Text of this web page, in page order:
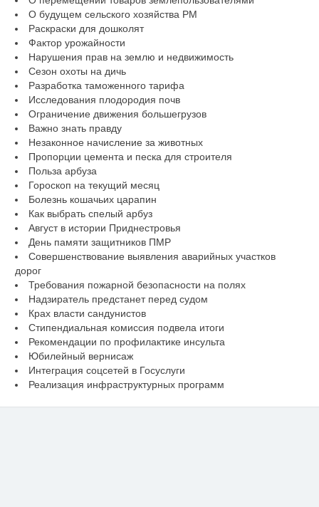
О будущем сельского хозяйства РМ
Раскраски для дошколят
Фактор урожайности
Нарушения прав на землю и недвижимость
Сезон охоты на дичь
Разработка таможенного тарифа
Исследования плодородия почв
Ограничение движения большегрузов
Важно знать правду
Незаконное начисление за животных
Пропорции цемента и песка для строителя
Польза арбуза
Гороскоп на текущий месяц
Болезнь кошачьих царапин
Как выбрать спелый арбуз
Август в истории Приднестровья
День памяти защитников ПМР
Совершенствование выявления аварийных участков
дорог
Требования пожарной безопасности на полях
Надзиратель предстанет перед судом
Крах власти сандунистов
Стипендиальная комиссия подвела итоги
Рекомендации по профилактике инсульта
Юбилейный вернисаж
Интеграция соцсетей в Госуслуги
Реализация инфраструктурных программ